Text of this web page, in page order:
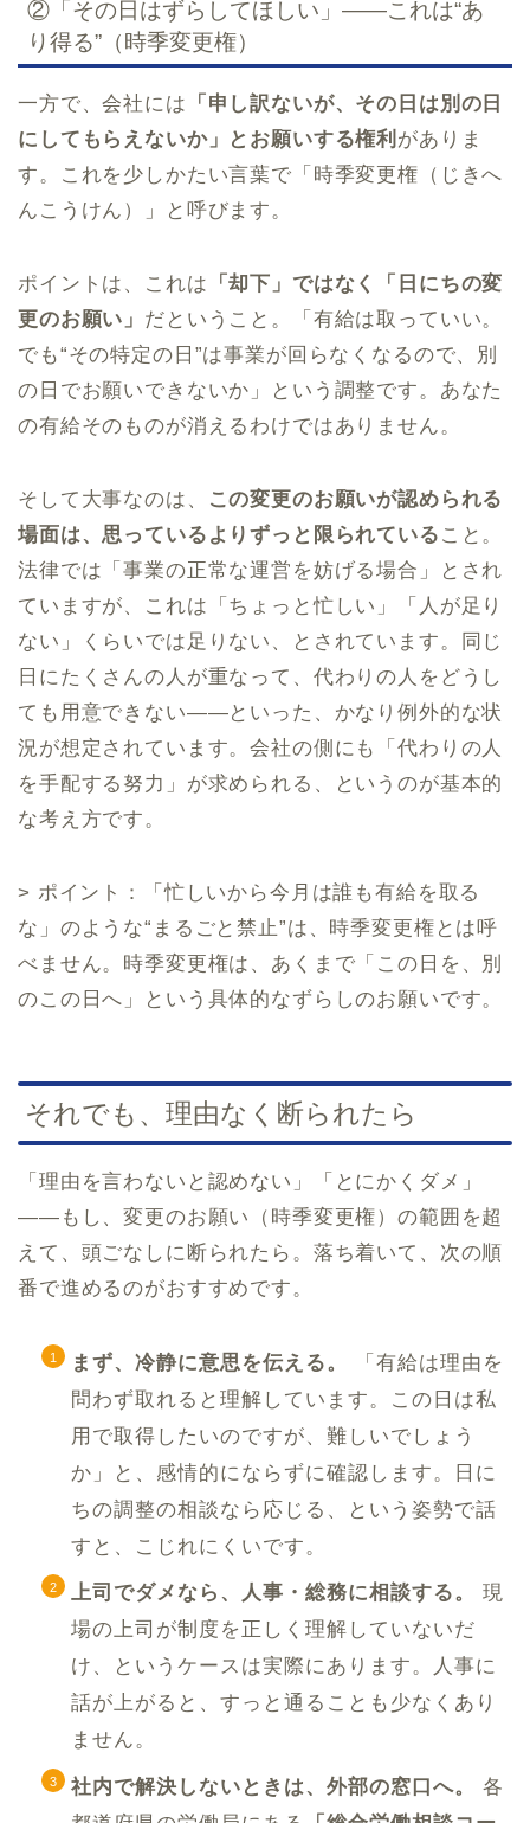
②「その日はずらしてほしい」——これは“あ
り得る”（時季変更権）
一方で、会社には 「申し訳ないが、その日は別の日
にしてもらえないか」とお願いする権利 がありま
す。これを少しかたい言葉で「時季変更権（じきへ
んこうけん）」と呼びます。
ポイントは、これは 「却下」ではなく「日にちの変
更のお願い」 だということ。「有給は取っていい。
でも“その特定の日”は事業が回らなくなるので、別
の日でお願いできないか」という調整です。あなた
の有給そのものが消えるわけではありません。
そして大事なのは、
この変更のお願いが認められる
場面は、思っているよりずっと限られている こと。
法律では「事業の正常な運営を妨げる場合」とされ
ていますが、これは「ちょっと忙しい」「人が足り
ない」くらいでは足りない、とされています。同じ
日にたくさんの人が重なって、代わりの人をどうし
ても用意できない——といった、かなり例外的な状
況が想定されています。会社の側にも「代わりの人
を手配する努力」が求められる、というのが基本的
な考え方です。
> ポイント：「忙しいから今月は誰も有給を取る
な」のような“まるごと禁止”は、時季変更権とは呼
べません。時季変更権は、あくまで「この日を、別
のこの日へ」という具体的なずらしのお願いです。
それでも、理由なく断られたら
「理由を言わないと認めない」「とにかくダメ」
——もし、変更のお願い（時季変更権）の範囲を超
えて、頭ごなしに断られたら。落ち着いて、次の順
番で進めるのがおすすめです。
まず、冷静に意思を伝える。
「有給は理由を
問わず取れると理解しています。この日は私
用で取得したいのですが、難しいでしょう
か」と、感情的にならずに確認します。日に
ちの調整の相談なら応じる、という姿勢で話
すと、こじれにくいです。
上司でダメなら、人事・総務に相談する。
現
場の上司が制度を正しく理解していないだ
け、というケースは実際にあります。人事に
話が上がると、すっと通ることも少なくあり
ません。
社内で解決しないときは、外部の窓口へ。
各